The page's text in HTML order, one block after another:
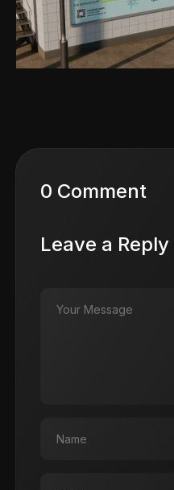
0 Comment
Leave a Reply